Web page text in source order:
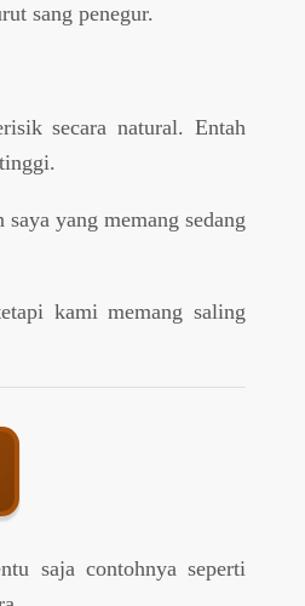
sang penegur.
secara natural. Entah
yang memang sedang
kami memang saling
saja contohnya seperti